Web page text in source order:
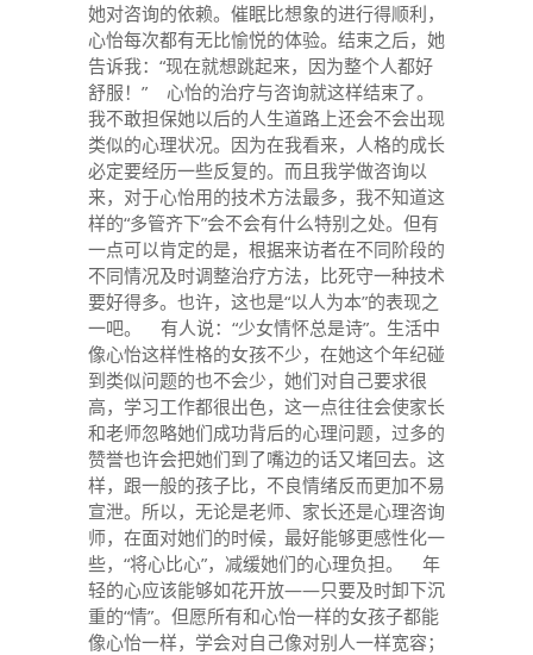
她对咨询的依赖。催眠比想象的进行得顺利，
心怡每次都有无比愉悦的体验。结束之后，她
告诉我：“现在就想跳起来，因为整个人都好
舒服！” 心怡的治疗与咨询就这样结束了。
我不敢担保她以后的人生道路上还会不会出现
类似的心理状况。因为在我看来，人格的成长
必定要经历一些反复的。而且我学做咨询以
来，对于心怡用的技术方法最多，我不知道这
样的“多管齐下”会不会有什么特别之处。但有
一点可以肯定的是，根据来访者在不同阶段的
不同情况及时调整治疗方法，比死守一种技术
要好得多。也许，这也是“以人为本”的表现之
一吧。 有人说：“少女情怀总是诗”。生活中
像心怡这样性格的女孩不少，在她这个年纪碰
到类似问题的也不会少，她们对自己要求很
高，学习工作都很出色，这一点往往会使家长
和老师忽略她们成功背后的心理问题，过多的
赞誉也许会把她们到了嘴边的话又堵回去。这
样，跟一般的孩子比，不良情绪反而更加不易
宣泄。所以，无论是老师、家长还是心理咨询
师，在面对她们的时候，最好能够更感性化一
些，“将心比心”，减缓她们的心理负担。 年
轻的心应该能够如花开放——只要及时卸下沉
重的“情”。但愿所有和心怡一样的女孩子都能
像心怡一样，学会对自己像对别人一样宽容；